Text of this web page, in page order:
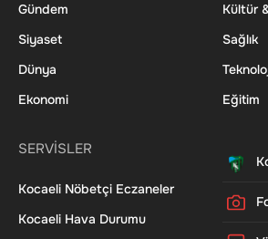
Gündem
Siyaset
Dünya
Ekonomi
Kültür
Sağlık
Eğitim
SERVİSLER
Kocaeli Nöbetçi Eczaneler
Kocaeli Hava Durumu